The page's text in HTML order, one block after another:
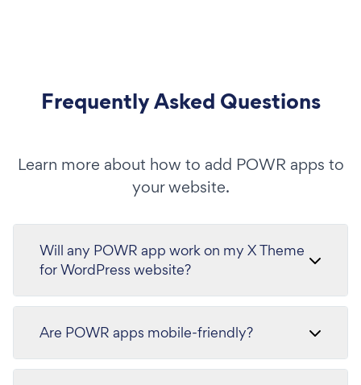
Frequently Asked Questions
Learn more about how to add POWR apps to
your website.
Will any POWR app work on my X Theme
for WordPress website?
Are POWR apps mobile-friendly?